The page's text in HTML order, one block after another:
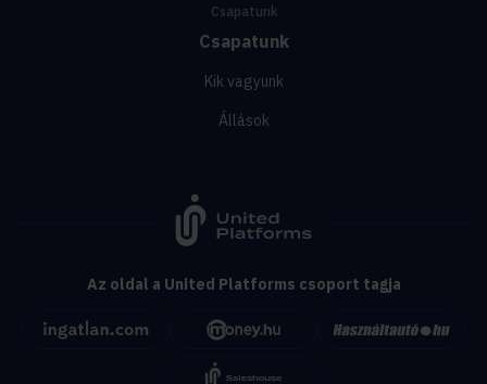
Csapatunk
Csapatunk
Kik vagyunk
Állások
Az oldal a United Platforms csoport tagja